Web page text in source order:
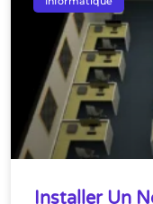
Installer Un